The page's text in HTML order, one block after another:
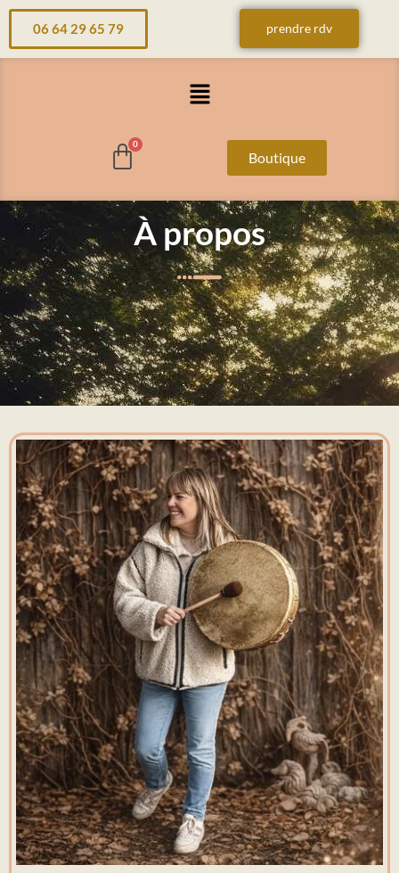
06 64 29 65 79 prendre rdv
Menu
Boutique
À propos